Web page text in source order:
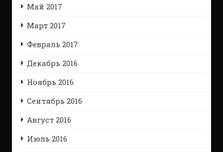
Май 2017
Март 2017
Февраль 2017
Декабрь 2016
Ноябрь 2016
Сентябрь 2016
Август 2016
Июль 2016